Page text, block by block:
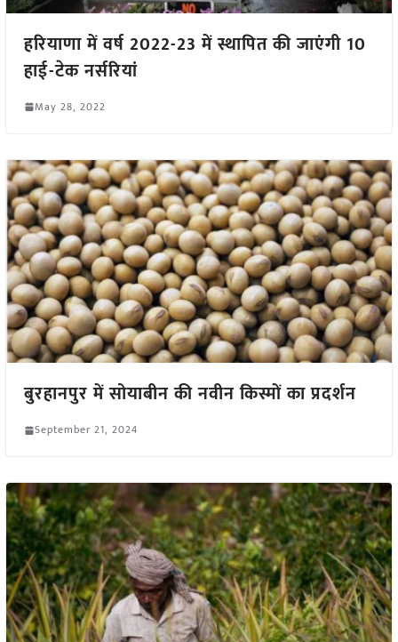
हरियाणा में वर्ष 2022-23 में स्थापित की जाएंगी 10
हाई-टेक नर्सरियां
May 28, 2022
बुरहानपुर में सोयाबीन की नवीन किस्मों का प्रदर्शन
September 21, 2024